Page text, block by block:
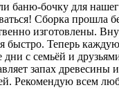
баню-бочку для
Сборка прошла
изготовлены.
быстро. Теперь
дни с семьёй и
запах древесины
Рекомендую всем